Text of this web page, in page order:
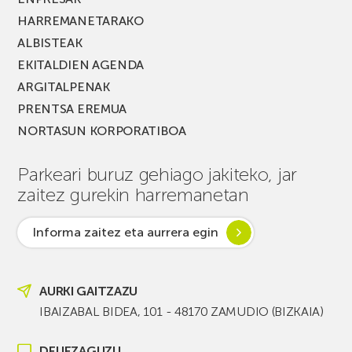
HARREMANETARAKO
ALBISTEAK
EKITALDIEN AGENDA
ARGITALPENAK
PRENTSA EREMUA
NORTASUN KORPORATIBOA
Parkeari buruz gehiago jakiteko, jar
zaitez gurekin harremanetan
Informa zaitez eta aurrera egin
AURKI GAITZAZU
IBAIZABAL BIDEA, 101 - 48170 ZAMUDIO (BIZKAIA)